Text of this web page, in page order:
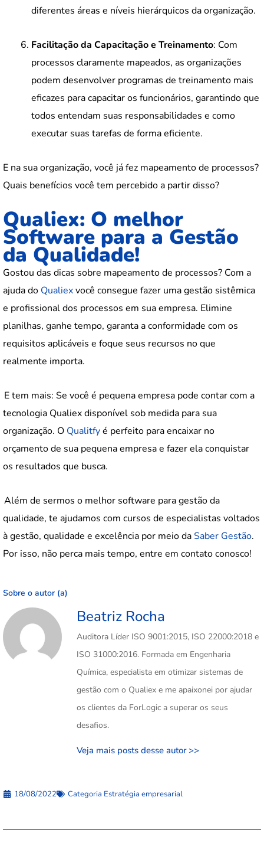
diferentes áreas e níveis hierárquicos da organização.
Facilitação da Capacitação e Treinamento: Com
processos claramente mapeados, as organizações
podem desenvolver programas de treinamento mais
eficazes para capacitar os funcionários, garantindo que
todos entendam suas responsabilidades e como
executar suas tarefas de forma eficiente.
E na sua organização, você já fez mapeamento de processos?
Quais benefícios você tem percebido a partir disso?
Qualiex: O melhor
Software para a Gestão
da Qualidade!
Gostou das dicas sobre mapeamento de processos? Com a
ajuda do Qualiexvocê consegue fazer uma gestão sistêmica
e profissional dos processos em sua empresa. Elimine
planilhas, ganhe tempo, garanta a conformidade com os
requisitos aplicáveis e foque seus recursos no que
realmente importa.
E tem mais: Se você é pequena empresa pode contar com a
tecnologia Qualiex disponível sob medida para sua
organização. O Qualitfyé perfeito para encaixar no
orçamento de sua pequena empresa e fazer ela conquistar
os resultados que busca.
Além de sermos o melhor software para gestão da
qualidade, te ajudamos com cursos de especialistas voltados
à gestão, qualidade e excelência por meio daSaber Gestão.
Por isso, não perca mais tempo, entre em contato conosco!
Sobre o autor (a)
Beatriz Rocha
Auditora Líder ISO 9001:2015, ISO 22000:2018 e
ISO 31000:2016. Formada em Engenharia
Química, especialista em otimizar sistemas de
gestão com o Qualiex e me apaixonei por ajudar
os clientes da ForLogic a superar os seus
desafios.
Veja mais posts desse autor >>
18/08/2022 Categoria Estratégia empresarial